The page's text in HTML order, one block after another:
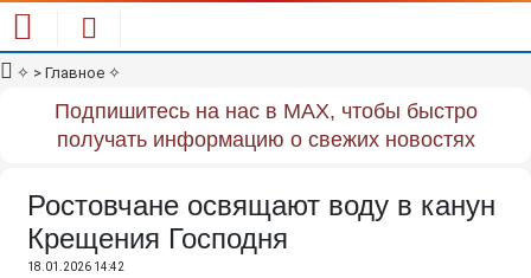
✧ > Главное ✧
Подпишитесь на нас в MAX, чтобы быстро
получать информацию о свежих новостях
Ростовчане освящают воду в канун
Крещения Господня
18.01.2026 14:42